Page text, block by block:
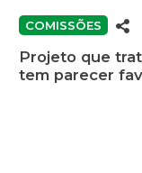
COMISSÕES
Projeto que
tem parecer